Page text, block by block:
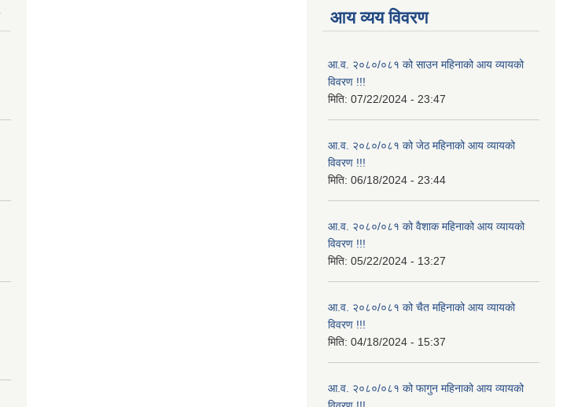
आय व्यय विवरण
आ.व. २०८०/०८१ को साउन महिनाको आय व्यायको
विवरण !!!
मिति: 07/22/2024 - 23:47
आ.व. २०८०/०८१ को जेठ महिनाको आय व्यायको
विवरण !!!
मिति: 06/18/2024 - 23:44
आ.व. २०८०/०८१ को वैशाक महिनाको आय व्यायको
विवरण !!!
मिति: 05/22/2024 - 13:27
आ.व. २०८०/०८१ को चैत महिनाको आय व्यायको
विवरण !!!
मिति: 04/18/2024 - 15:37
आ.व. २०८०/०८१ को फागुन महिनाको आय व्यायको